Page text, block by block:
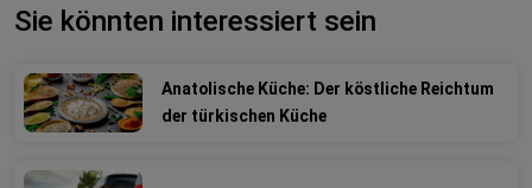
Sie könnten interessiert sein
Anatolische Küche: Der köstliche Reichtum
der türkischen Küche